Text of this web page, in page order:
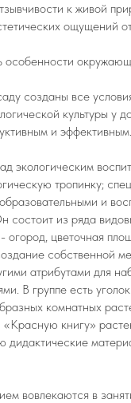
к живой
ощущений
особенности
созданы все
культуры у
и эффективным.
экологическим
тропинку;
и
состоит из ряда
огород, цветочная
собственной
атрибутами для
В группе есть
комнатных
«Красную книгу»
дидактические
вовлекаются в